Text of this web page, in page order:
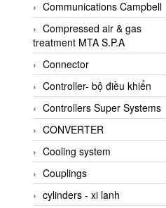
Allen Bradley Vietnam
Alpha Moisture Vietnam
Alpha-Achem Vietnam
Alphino
ALRE-IT Vietnam
Altech
Amarillo Gear
Ametek
AMPTRON Vietnam
Communications Campbell
Compressed air & gas
treatment MTA S.P.A
Connector
Controller- bộ điều khiển
Controllers Super Systems
CONVERTER
Cooling system
Couplings
cylinders - xi lanh